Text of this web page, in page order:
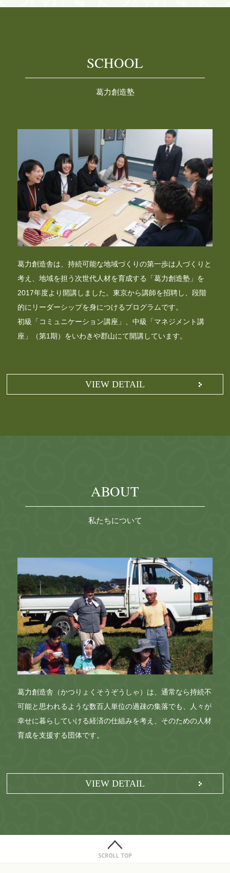
SCHOOL
葛力創造塾
葛力創造舎は、持続可能な地域づくりの第一歩は人づくりと
考え、地域を担う次世代人材を育成する「葛力創造塾」を
2017年度より開講しました。東京から講師を招聘し、段階
的にリーダーシップを身につけるプログラムです。
初級「コミュニケーション講座」、中級「マネジメント講
座」（第1期）をいわきや郡山にて開講しています。
VIEW DETAIL
ABOUT
私たちについて
葛力創造舎（かつりょくそうぞうしゃ）は、通常なら持続不
可能と思われるような数百人単位の過疎の集落でも、人々が
幸せに暮らしていける経済の仕組みを考え、そのための人材
育成を支援する団体です。
VIEW DETAIL